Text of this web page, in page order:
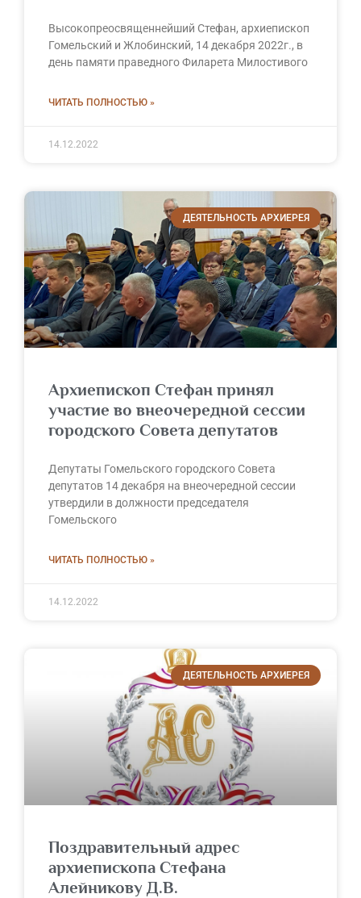
Высокопреосвященнейший Стефан, архиепископ
Гомельский и Жлобинский, 14 декабря 2022г., в
день памяти праведного Филарета Милостивого
ЧИТАТЬ ПОЛНОСТЬЮ »
14.12.2022
ДЕЯТЕЛЬНОСТЬ АРХИЕРЕЯ
Архиепископ Стефан принял
участие во внеочередной сессии
городского Совета депутатов
Депутаты Гомельского городского Совета
депутатов 14 декабря на внеочередной сессии
утвердили в должности председателя
Гомельского
ЧИТАТЬ ПОЛНОСТЬЮ »
14.12.2022
ДЕЯТЕЛЬНОСТЬ АРХИЕРЕЯ
Поздравительный адрес
архиепископа Стефана
Алейникову Д.В.